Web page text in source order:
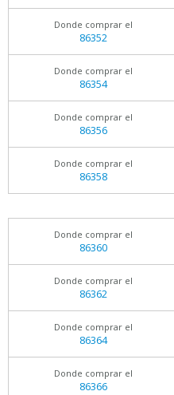
Donde comprar el
86352
Donde comprar el
86354
Donde comprar el
86356
Donde comprar el
86358
Donde comprar el
86360
Donde comprar el
86362
Donde comprar el
86364
Donde comprar el
86366